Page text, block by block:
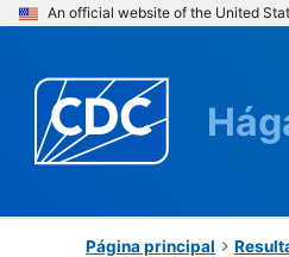
An official website of the United
Página principal